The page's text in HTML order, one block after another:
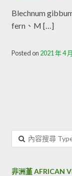
Blechnum
fern、M […]
Posted on 2021 年 4
內容搜尋
非洲堇 AFRICAN